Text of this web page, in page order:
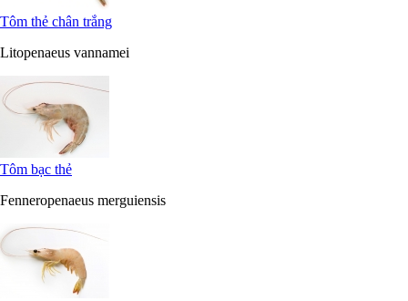
Tôm thẻ chân trắng
Litopenaeus vannamei
Tôm bạc thẻ
Fenneropenaeus merguiensis